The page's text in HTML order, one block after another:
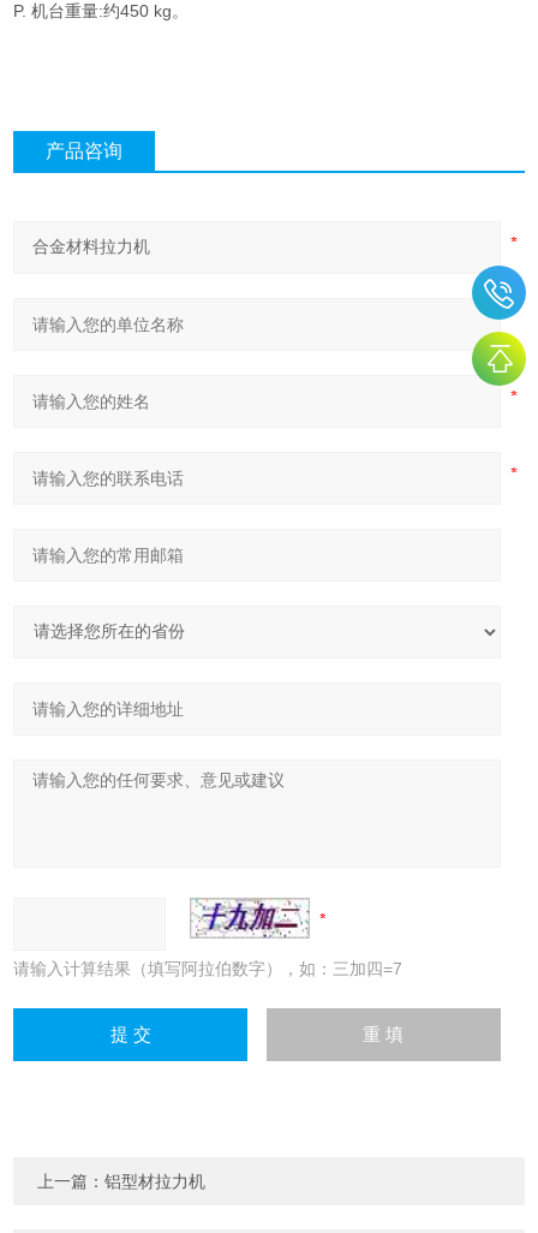
P. 机台重量:约450 kg。
产品咨询
请输入计算结果（填写阿拉伯数字），如：三加四=7
上一篇：铝型材拉力机